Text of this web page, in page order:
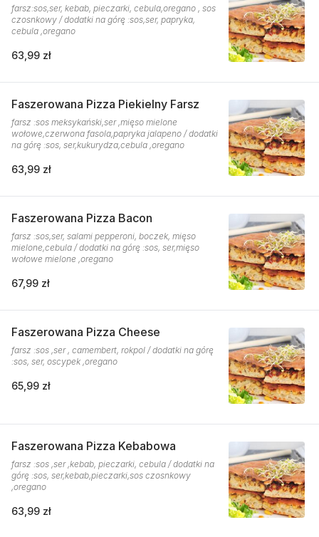
farsz:sos,ser, kebab, pieczarki, cebula,oregano , sos
czosnkowy / dodatki na górę :sos,ser, papryka,
cebula ,oregano
63,99 zł
Faszerowana Pizza Piekielny Farsz
farsz :sos meksykański,ser ,mięso mielone
wołowe,czerwona fasola,papryka jalapeno / dodatki
na górę :sos, ser,kukurydza,cebula ,oregano
63,99 zł
Faszerowana Pizza Bacon
farsz :sos,ser, salami pepperoni, boczek, mięso
mielone,cebula / dodatki na górę :sos, ser,mięso
wołowe mielone ,oregano
67,99 zł
Faszerowana Pizza Cheese
farsz :sos ,ser , camembert, rokpol / dodatki na górę
:sos, ser, oscypek ,oregano
65,99 zł
Faszerowana Pizza Kebabowa
farsz :sos ,ser ,kebab, pieczarki, cebula / dodatki na
górę :sos, ser,kebab,pieczarki,sos czosnkowy
,oregano
63,99 zł